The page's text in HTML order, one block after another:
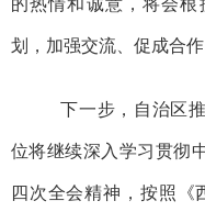
的热情和诚意，将会
划，加强交流、促成合
下一步， 自治区
位将继续深入学习贯彻
四次全会精神，按照《